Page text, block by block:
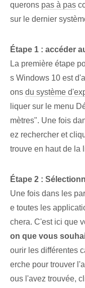
querons pas à pas
sur le dernier
Étape 1 : accéder
La première étape
s Windows 10 ⁣est
ons du système
liquer sur le menu
mètres". Une fois
ez rechercher et
trouve en haut de la
Étape 2 :
Une fois dans les
e toutes les
chera. C'est ici que
on que vous
ourir les différentes
erche pour trouver
ous l'avez trouvée,